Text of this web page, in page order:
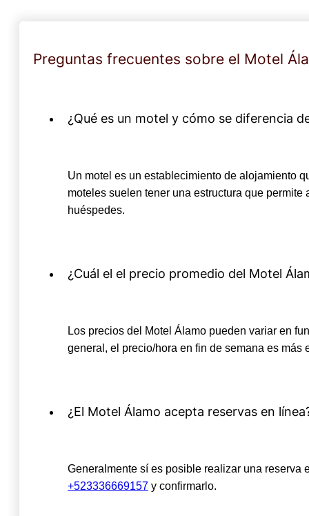
Preguntas frecuentes sobre el Motel
¿Qué es un motel y cómo se diferencia
Un motel es un establecimiento de alojamiento
moteles suelen tener una estructura que
huéspedes.
¿Cuál el el precio promedio del Motel
Los precios del Motel Álamo pueden variar en
general, el precio/hora en fin de semana es más
¿El Motel Álamo acepta reservas en
Generalmente sí es posible realizar una reserva
+523336669157 y confirmarlo.